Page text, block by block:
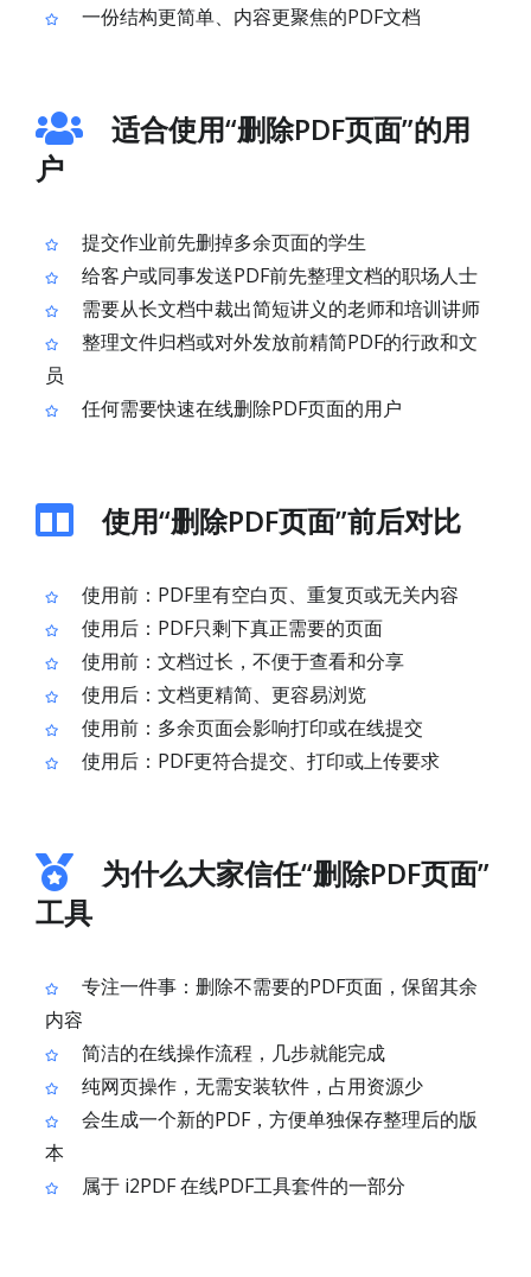
一份结构更简单、内容更聚焦的PDF文档
适合使用“删除PDF页面”的用
户
提交作业前先删掉多余页面的学生
给客户或同事发送PDF前先整理文档的职场人士
需要从长文档中裁出简短讲义的老师和培训讲师
整理文件归档或对外发放前精简PDF的行政和文
员
任何需要快速在线删除PDF页面的用户
使用“删除PDF页面”前后对比
使用前：PDF里有空白页、重复页或无关内容
使用后：PDF只剩下真正需要的页面
使用前：文档过长，不便于查看和分享
使用后：文档更精简、更容易浏览
使用前：多余页面会影响打印或在线提交
使用后：PDF更符合提交、打印或上传要求
为什么大家信任“删除PDF页面”
工具
专注一件事：删除不需要的PDF页面，保留其余
内容
简洁的在线操作流程，几步就能完成
纯网页操作，无需安装软件，占用资源少
会生成一个新的PDF，方便单独保存整理后的版
本
属于 i2PDF 在线PDF工具套件的一部分